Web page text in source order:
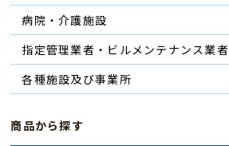
病院・介護施設
指定管理業者・ビルメンテナンス業者
各種施設及び事業所
商品から探す